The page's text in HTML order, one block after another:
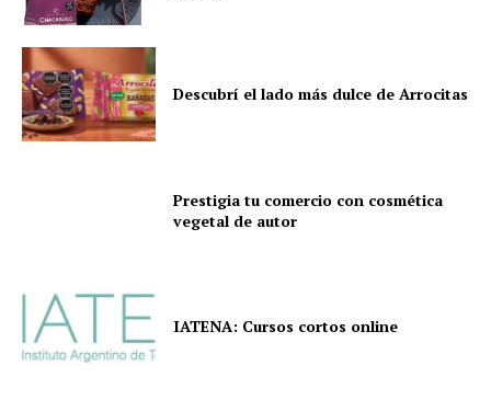
Descubrí el lado más dulce de Arrocitas
Prestigia tu comercio con cosmética
vegetal de autor
IATENA: Cursos cortos online